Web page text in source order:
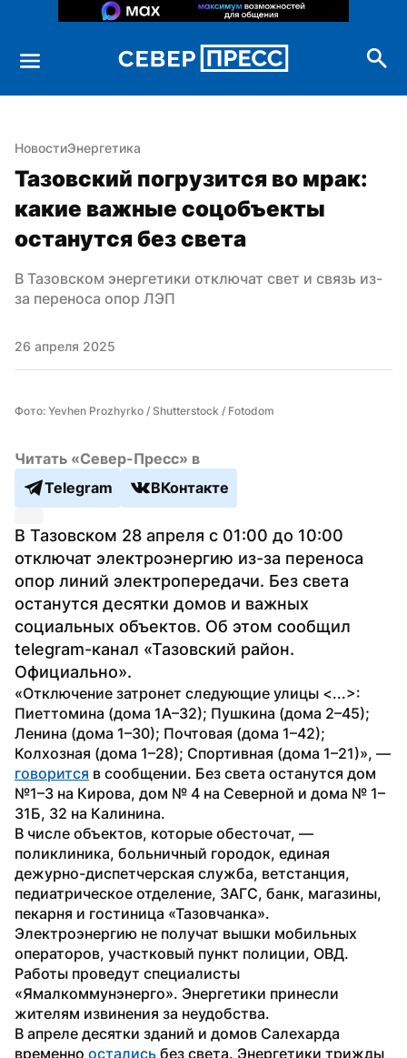
НовостиЭнергетика
Тазовский погрузится во мрак:
какие важные соцобъекты
останутся без света
В Тазовском энергетики отключат свет и связь из-
за переноса опор ЛЭП
26 апреля 2025
Фото: Yevhen Prozhyrko / Shutterstock / Fotodom
Читать «Север-Пресс» в
Telegram
ВКонтакте
В Тазовском 28 апреля с 01:00 до 10:00
отключат электроэнергию из-за переноса
опор линий электропередачи. Без света
останутся десятки домов и важных
социальных объектов. Об этом сообщил
telegram-канал «Тазовский район.
Официально».
«Отключение затронет следующие улицы <...>:
Пиеттомина (дома 1А–32); Пушкина (дома 2–45);
Ленина (дома 1–30); Почтовая (дома 1–42);
говорится в сообщении. Без света останутся дом
№1–3 на Кирова, дом № 4 на Северной и дома № 1–
31Б, 32 на Калинина.
В числе объектов, которые обесточат, —
поликлиника, больничный городок, единая
дежурно-диспетчерская служба, ветстанция,
педиатрическое отделение, ЗАГС, банк, магазины,
пекарня и гостиница «Тазовчанка».
Электроэнергию не получат вышки мобильных
операторов, участковый пункт полиции, ОВД.
Работы проведут специалисты
«Ямалкоммунэнерго». Энергетики принесли
жителям извинения за неудобства.
В апреле десятки зданий и домов Салехарда
временно остались без света. Энергетики трижды